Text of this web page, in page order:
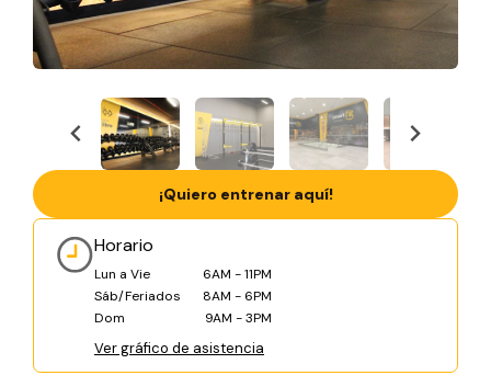
Horario
Lun a Vie
6AM - 11PM
Sáb/Feriados
8AM - 6PM
Dom
9AM - 3PM
Ver gráfico de asistencia
¡Quiero entrenar aquí!